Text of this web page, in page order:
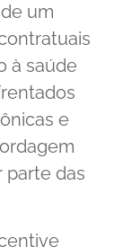
um
à saúde
e
parte das